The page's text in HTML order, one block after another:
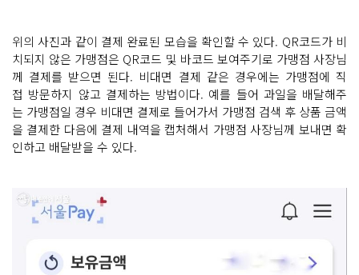
위의 사진과 같이 결제 완료된 모습을 확인할 수 있다. QR코드가 비
치되지 않은 가맹점은 QR코드 및 바코드 보여주기로 가맹점 사장님
께 결제를 받으면 된다. 비대면 결제 같은 경우에는 가맹점에 직
접 방문하지 않고 결제하는 방법이다. 예를 들어 과일을 배달해주
는 가맹점일 경우 비대면 결제로 들어가서 가맹점 검색 후 상품 금액
을 결제한 다음에 결제 내역을 캡처해서 가맹점 사장님께 보내면 확
인하고 배달받을 수 있다.